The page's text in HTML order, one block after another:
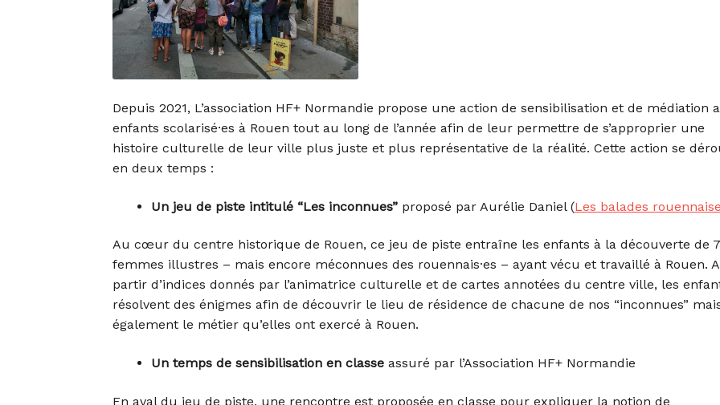
Depuis 2021, L’association HF+ Normandie propose une action de sensibilisation et de médiation
enfants scolarisé·es à Rouen tout au long de l’année afin de leur permettre de s’approprier une
histoire culturelle de leur ville plus juste et plus représentative de la réalité. Cette action se
en deux temps :
Un jeu de piste intitulé “Les inconnues” proposé par Aurélie Daniel (Les balades
Au cœur du centre historique de Rouen, ce jeu de piste entraîne les enfants à la découverte de
femmes illustres – mais encore méconnues des rouennais·es – ayant vécu et travaillé à Rouen. A
partir d’indices donnés par l’animatrice culturelle et de cartes annotées du centre ville, les
résolvent des énigmes afin de découvrir le lieu de résidence de chacune de nos “inconnues”
également le métier qu’elles ont exercé à Rouen.
Un temps de sensibilisation en classe assuré par l’Association HF+ Normandie
En aval du jeu de piste, une rencontre est proposée en classe pour expliquer la notion de